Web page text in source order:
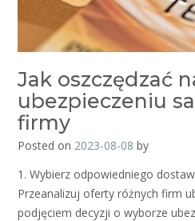
Jak oszczędzać
ubezpieczeniu
firmy
Posted on 2023-08-08 by
1. Wybierz odpowiedniego
Przeanalizuj oferty różnych firm
podjęciem decyzji o wyborze